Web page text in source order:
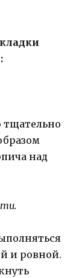
тщательно
над
и ровной.